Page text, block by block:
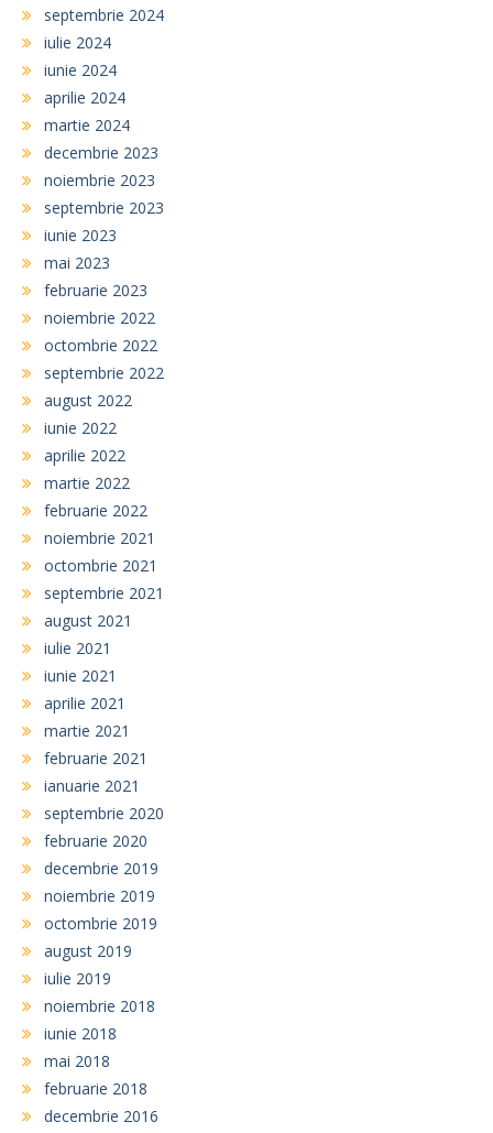
septembrie 2024
iulie 2024
iunie 2024
aprilie 2024
martie 2024
decembrie 2023
noiembrie 2023
septembrie 2023
iunie 2023
mai 2023
februarie 2023
noiembrie 2022
octombrie 2022
septembrie 2022
august 2022
iunie 2022
aprilie 2022
martie 2022
februarie 2022
noiembrie 2021
octombrie 2021
septembrie 2021
august 2021
iulie 2021
iunie 2021
aprilie 2021
martie 2021
februarie 2021
ianuarie 2021
septembrie 2020
februarie 2020
decembrie 2019
noiembrie 2019
octombrie 2019
august 2019
iulie 2019
noiembrie 2018
iunie 2018
mai 2018
februarie 2018
decembrie 2016